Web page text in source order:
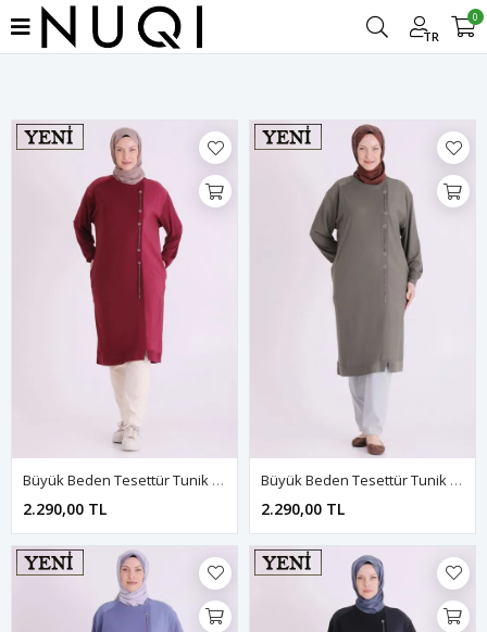
TR
0
Filtrele
Büyük Beden Tesettür Tunik 2073 Bordo
2.290,00 TL
Büyük Beden Tesettür Tunik 2073 Kına Yeşili
2.290,00 TL